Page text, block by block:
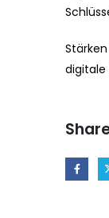
digitale